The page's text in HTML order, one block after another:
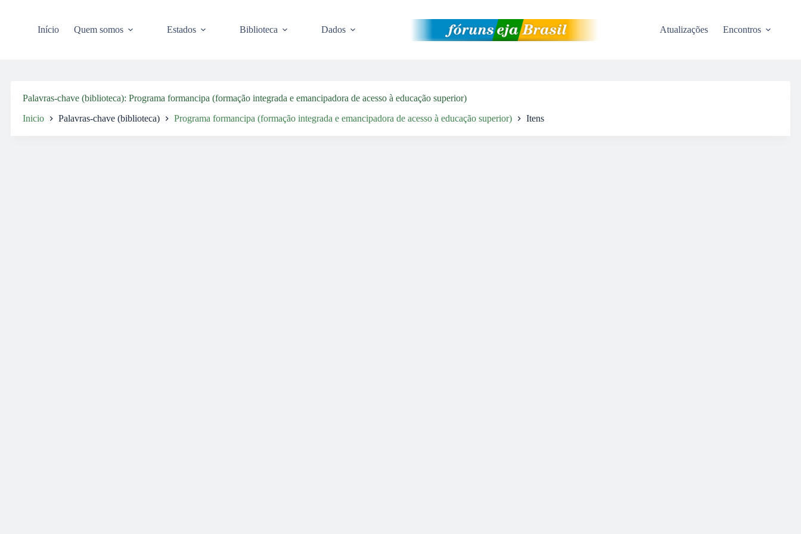
Início Quem somos Estados Biblioteca Dados Atualizações Encontros
Palavras-chave (biblioteca) Programa formancipa (formação integrada e emancipadora de acesso à educação superior)
Inicio Palavras-chave (biblioteca) Programa formancipa (formação integrada e emancipadora de acesso à educação superior) Itens